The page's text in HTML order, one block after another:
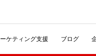
ケティング支援 ブログ